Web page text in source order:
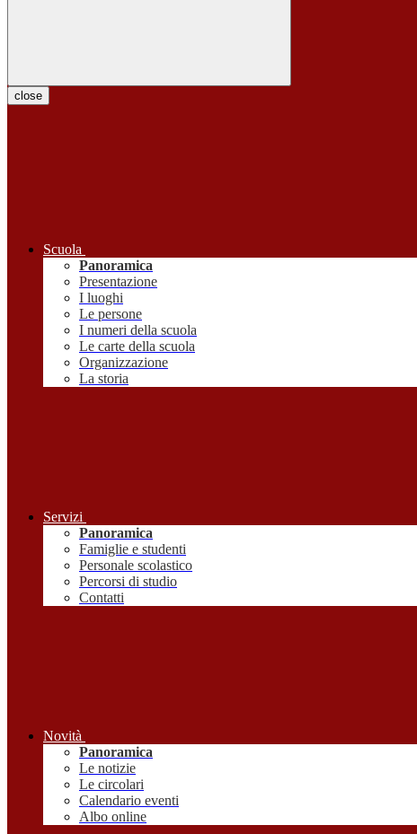
close
Scuola
Panoramica
Presentazione
I luoghi
Le persone
I numeri della scuola
Le carte della scuola
Organizzazione
La storia
Servizi
Panoramica
Famiglie e studenti
Personale scolastico
Percorsi di studio
Contatti
Novità
Panoramica
Le notizie
Le circolari
Calendario eventi
Albo online